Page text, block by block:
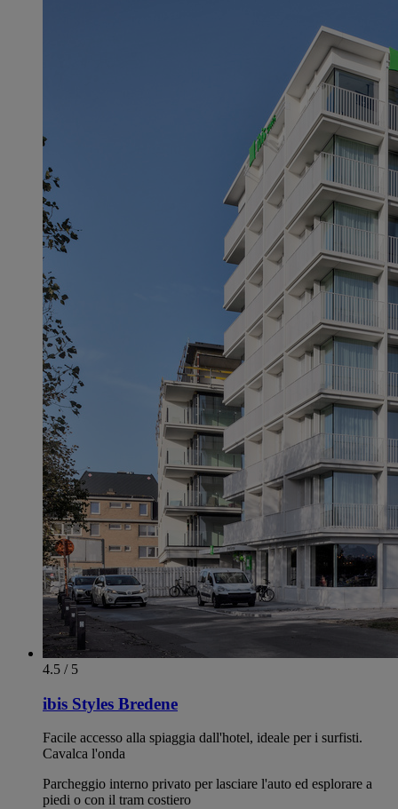
4.5 / 5
ibis Styles Bredene
Facile accesso alla spiaggia dall'hotel, ideale per i surfisti.
Cavalca l'onda
Parcheggio interno privato per lasciare l'auto ed esplorare a
piedi o con il tram costiero